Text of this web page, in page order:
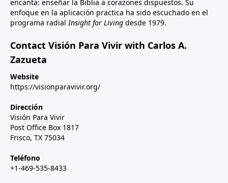
encanta: enseñar la Biblia a corazones dispuestos. Su
enfoque en la aplicación practica ha sido escuchado en el
programa radialInsight for Living desde 1979.
Contact Visión Para Vivir with Carlos A.
Zazueta
Website
https://visionparavivir.org/
Dirección
Visión Para Vivir
Post Office Box 1817
Frisco, TX 75034
Teléfono
+1-469-535-8433